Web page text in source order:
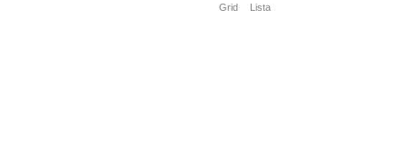
Grid Lista